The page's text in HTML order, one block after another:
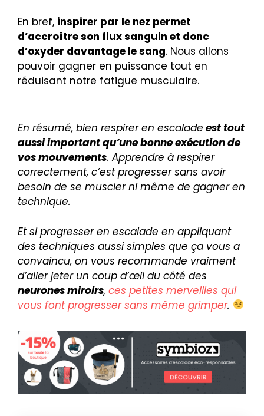
En bref, inspirer par le nez permet
d’accroître son flux sanguin et donc
d’oxyder davantage le sang. Nous allons
pouvoir gagner en puissance tout en
réduisant notre fatigue musculaire.
En résumé, bien respirer en escalade est tout
aussi important qu’une bonne exécution de
vos mouvements. Apprendre à respirer
correctement, c’est progresser sans avoir
besoin de se muscler ni même de gagner en
technique.
Et si progresser en escalade en appliquant
des techniques aussi simples que ça vous a
convaincu, on vous recommande vraiment
d’aller jeter un coup d’œil du côté des
neurones miroirs, ces petites merveilles qui
vous font progresser sans même grimper.